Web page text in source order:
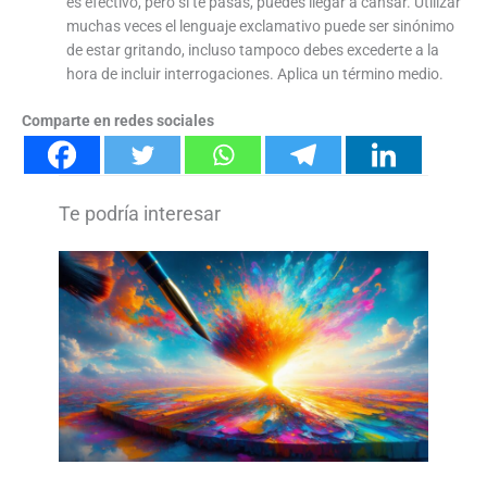
muchas veces el lenguaje exclamativo puede ser sinónimo
de estar gritando, incluso tampoco debes excederte a la
hora de incluir interrogaciones. Aplica un término medio.
Comparte en redes sociales